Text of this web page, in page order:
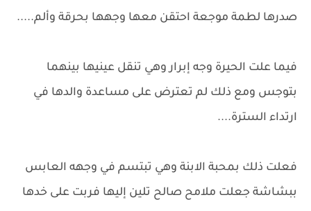
صدرها لطمة موجعة احتقن معها وجهها بحرقة وألم.....
فيما علت الحيرة وجه إبرار وهي تنقل عينيها بينهما
بتوجس ومع ذلك لم تعترض على مساعدة والدها في
ارتداء السترة....
فعلت ذلك بمحبة الابنة وهي تبتسم في وجهه العابس
ببشاشة جعلت ملامح صالح تلين إليها فربت على خدها